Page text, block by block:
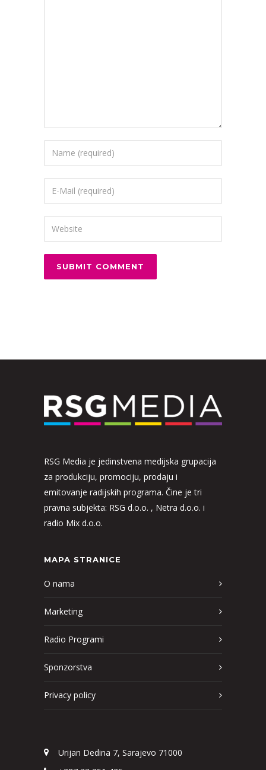
RSG Media je jedinstvena medijska grupacija
za produkciju, promociju, prodaju i
emitovanje radijskih programa. Čine je tri
pravna subjekta: RSG d.o.o. , Netra d.o.o. i
radio Mix d.o.o.
MAPA STRANICE
O nama
Marketing
Radio Programi
Sponzorstva
Privacy policy
Urijan Dedina 7, Sarajevo 71000